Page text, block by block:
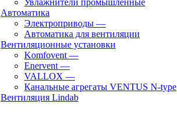
Увлажнители промышленные
Автоматика
Электроприводы —
Автоматика для вентиляции
Вентиляционные установки
Komfovent —
Enervent —
VALLOX —
Канальные агрегаты VENTUS N-type
Вентиляция Lindab